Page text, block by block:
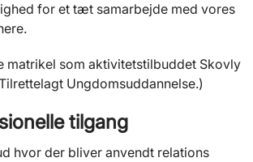
for et tæt samarbejde med vores
matrikel som aktivitetstilbuddet Skovly
Ungdomsuddannelse.)
tilgang
hvor der bliver anvendt relations